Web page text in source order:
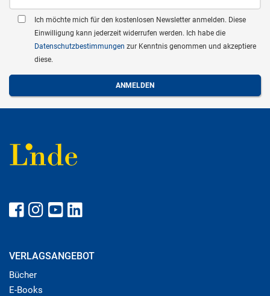
Ich möchte mich für den kostenlosen Newsletter anmelden. Diese
Einwilligung kann jederzeit widerrufen werden. Ich habe die
Datenschutzbestimmungen zur Kenntnis genommen und akzeptiere
diese.
VERLAGSANGEBOT
Bücher
E-Books